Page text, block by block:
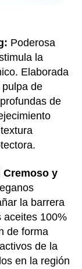
Poderosa
la
Elaborada
de
de
Cremoso y
la barrera
aceites 100%
de forma
de la
en la región